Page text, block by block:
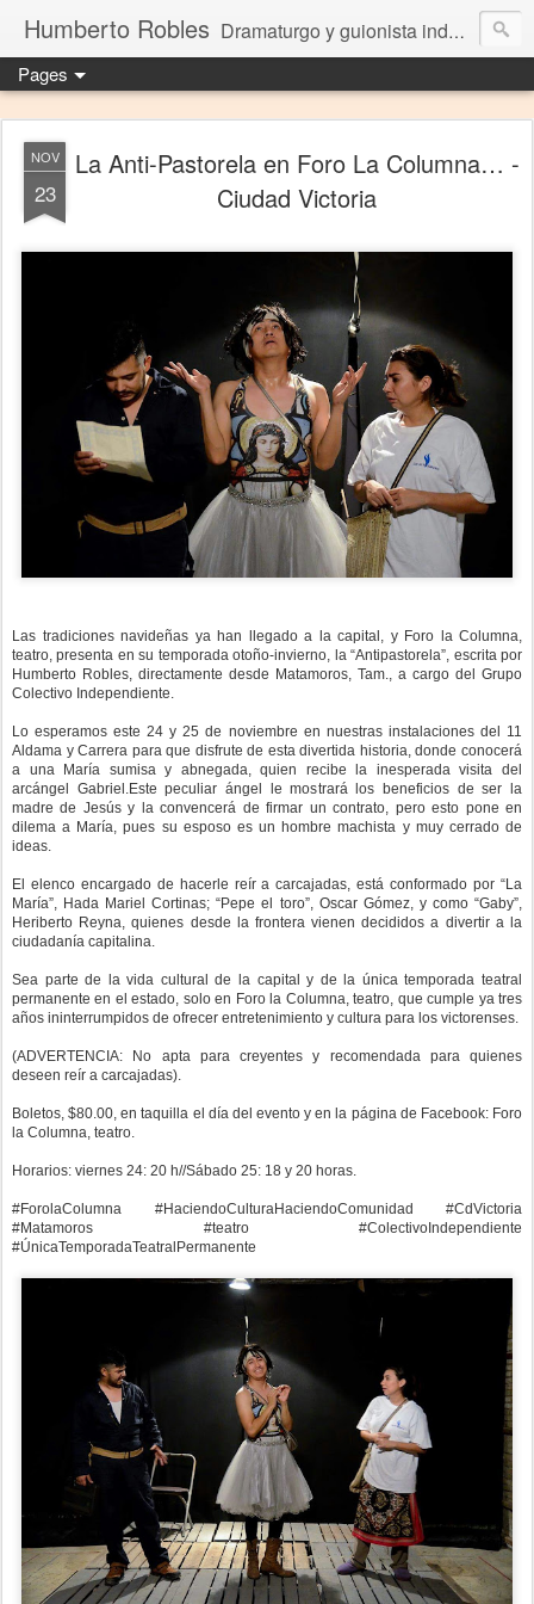
Humberto Robles Dramaturgo y guionista independiente
Pages
NOV
23
La Anti-Pastorela en Foro La Columna… -
Ciudad Victoria
Las tradiciones navideñas ya han llegado a la capital, y Foro la Columna,
teatro, presenta en su temporada otoño-invierno, la “Antipastorela”, escrita por
Humberto Robles, directamente desde Matamoros, Tam., a cargo del Grupo
Colectivo Independiente.
Lo esperamos este 24 y 25 de noviembre en nuestras instalaciones del 11
Aldama y Carrera para que disfrute de esta divertida historia, donde conocerá
a una María sumisa y abnegada, quien recibe la inesperada visita del
arcángel Gabriel.Este peculiar ángel le mostrará los beneficios de ser la
madre de Jesús y la convencerá de firmar un contrato, pero esto pone en
dilema a María, pues su esposo es un hombre machista y muy cerrado de
ideas.
El elenco encargado de hacerle reír a carcajadas, está conformado por “La
María”, Hada Mariel Cortinas; “Pepe el toro”, Oscar Gómez, y como “Gaby”,
Heriberto Reyna, quienes desde la frontera vienen decididos a divertir a la
ciudadanía capitalina.
Sea parte de la vida cultural de la capital y de la única temporada teatral
permanente en el estado, solo en Foro la Columna, teatro, que cumple ya tres
años ininterrumpidos de ofrecer entretenimiento y cultura para los victorenses.
(ADVERTENCIA: No apta para creyentes y recomendada para quienes
deseen reír a carcajadas).
Boletos, $80.00, en taquilla el día del evento y en la página de Facebook: Foro
la Columna, teatro.
Horarios: viernes 24: 20 h//Sábado 25: 18 y 20 horas.
#ForolaColumna #HaciendoCulturaHaciendoComunidad #CdVictoria
#Matamoros #teatro #ColectivoIndependiente
#ÚnicaTemporadaTeatralPermanente